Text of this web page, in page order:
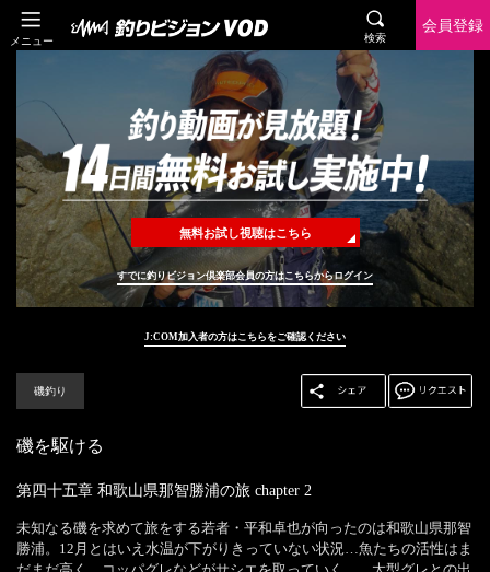
メニュー 検索
会員登録
無料お試し視聴はこちら
すでに釣りビジョン倶楽部会員の方はこちらからログイン
J:COM加入者の方はこちらをご確認ください
磯釣り
磯を駆ける
第四十五章 和歌山県那智勝浦の旅 chapter 2
未知なる磯を求めて旅をする若者・平和卓也が向ったのは和歌山県那智
勝浦。12月とはいえ水温が下がりきっていない状況…魚たちの活性はま